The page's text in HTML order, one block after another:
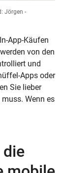
Jörgen -
App-Käufen
von den
und
Apps oder
Sie lieber
Wenn es